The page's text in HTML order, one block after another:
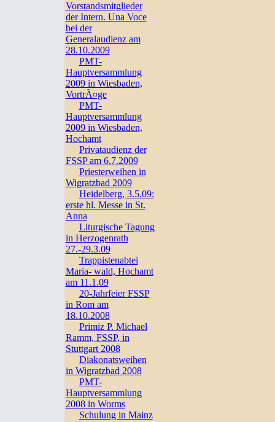
Vorstandsmitglieder
der Intern. Una Voce
bei der
Generalaudienz am
28.10.2009
PMT-
Hauptversammlung
2009 in Wiesbaden,
VortrÃ¤ge
PMT-
Hauptversammlung
2009 in Wiesbaden,
Hochamt
Privataudienz der
FSSP am 6.7.2009
Priesterweihen in
Wigratzbad 2009
Heidelberg, 3.5.09:
erste hl. Messe in St.
Anna
Liturgische Tagung
in Herzogenrath
27.-29.3.09
Trappistenabtei
Maria- wald, Hochamt
am 11.1.09
20-Jahrfeier FSSP
in Rom am
18.10.2008
Primiz P. Michael
Ramm, FSSP, in
Stuttgart 2008
Diakonatsweihen
in Wigratzbad 2008
PMT-
Hauptversammlung
2008 in Worms
Schulung in Mainz